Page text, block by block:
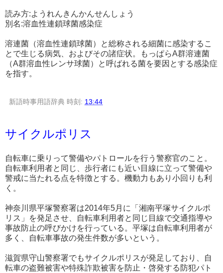
読み方:ようれんきんかんせんしょう
別名:溶血性連鎖球菌感染症
溶連菌（溶血性連鎖球菌）と総称される細菌に感染するこ
とで生じる病気、およびその諸症状。もっぱらA群溶連菌
（A群溶血性レンサ球菌）と呼ばれる菌を要因とする感染症
を指す。
新語時事用語辞典 時刻: 13:44
サイクルポリス
自転車に乗りって警備やパトロールを行う警察官のこと。
自転車利用者と同じ、歩行者にも近い目線に立って警備や
警戒に当たれる点を特徴とする。機動力もあり小回りも利
く。
神奈川県平塚警察署は2014年5月に「湘南平塚サイクルポ
リス」を発足させ、自転車利用者と同じ目線で交通指導や
事故防止の呼びかけを行っている。平塚は自転車利用者が
多く、自転車事故の発生件数が多いという。
滋賀県守山警察署でもサイクルポリスが発足しており、自
転車の盗難被害や特殊詐欺被害を防止・啓発する防犯パト